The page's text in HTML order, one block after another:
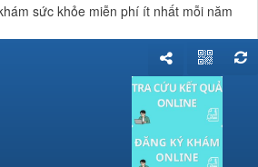
sức khỏe miễn phí ít nhất mỗi năm
lá điện tử, thuốc lá nung nóng gây tổn
đặc biệt là ở người trẻ. (24/05/2026)